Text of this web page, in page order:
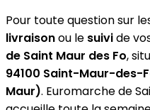
Pour toute question sur
livraisonou le suivide
de Saint Maur des Fo,
94100 Saint-Maur-des-
Maur). Euromarche de